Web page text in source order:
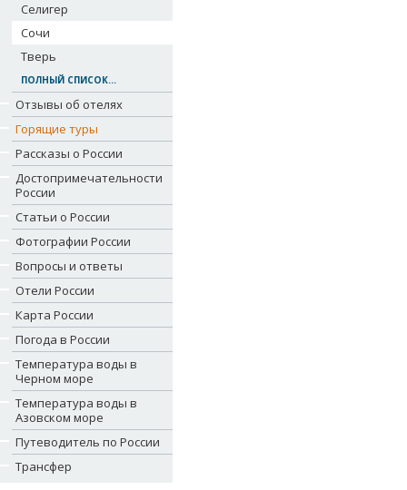
Селигер
Сочи
Тверь
ПОЛНЫЙ СПИСОК...
Отзывы об отелях
Горящие туры
Рассказы о России
Достопримечательности
России
Статьи о России
Фотографии России
Вопросы и ответы
Отели России
Карта России
Погода в России
Температура воды в
Черном море
Температура воды в
Азовском море
Путеводитель по России
Трансфер